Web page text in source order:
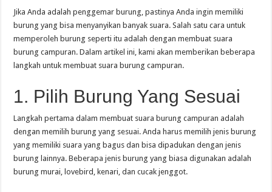
Jika Anda adalah penggemar burung, pastinya Anda ingin memiliki
burung yang bisa menyanyikan banyak suara. Salah satu cara untuk
memperoleh burung seperti itu adalah dengan membuat suara
burung campuran. Dalam artikel ini, kami akan memberikan beberapa
langkah untuk membuat suara burung campuran.
1. Pilih Burung Yang Sesuai
Langkah pertama dalam membuat suara burung campuran adalah
dengan memilih burung yang sesuai. Anda harus memilih jenis burung
yang memiliki suara yang bagus dan bisa dipadukan dengan jenis
burung lainnya. Beberapa jenis burung yang biasa digunakan adalah
burung murai, lovebird, kenari, dan cucak jenggot.